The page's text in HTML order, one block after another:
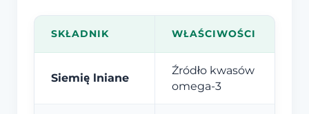
SKŁADNIK WŁAŚCIWOŚCI
Siemię lniane
Źródło kwasów
omega-3